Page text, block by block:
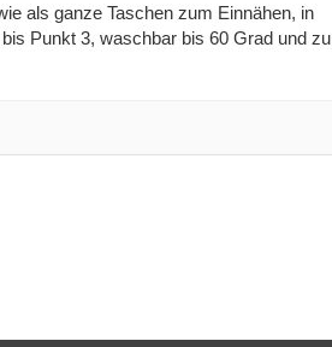
als ganze Taschen zum Einnähen, in
Punkt 3, waschbar bis 60 Grad und zu